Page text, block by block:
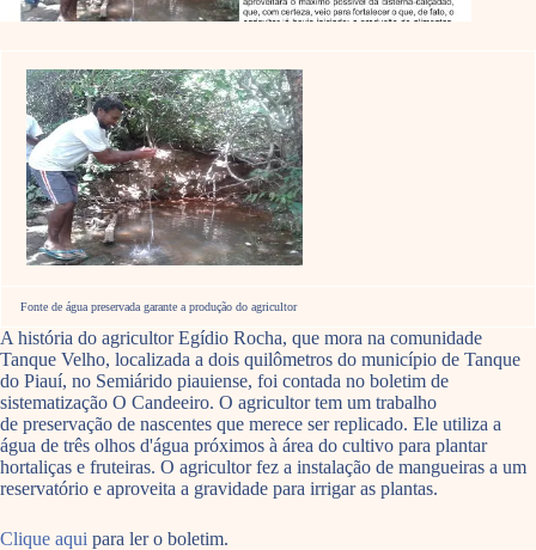
Fonte de água preservada garante a produção do agricultor
A história do agricultor Egídio Rocha, que mora na comunidade
Tanque Velho, localizada a dois quilômetros do município de Tanque
do Piauí, no Semiárido piauiense, foi contada no boletim de
sistematização O Candeeiro. O agricultor tem um trabalho
de preservação de nascentes que merece ser replicado. Ele utiliza a
água de três olhos d'água próximos à área do cultivo para plantar
hortaliças e fruteiras. O agricultor fez a instalação de mangueiras a um
reservatório e aproveita a gravidade para irrigar as plantas.
Clique aqui para ler o boletim.